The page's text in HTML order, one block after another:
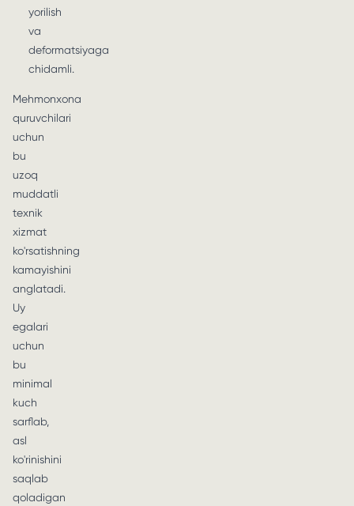
yorilish
va
deformatsiyaga
chidamli.
Mehmonxona
quruvchilari
uchun
bu
uzoq
muddatli
texnik
xizmat
ko'rsatishning
kamayishini
anglatadi.
Uy
egalari
uchun
bu
minimal
kuch
sarflab,
asl
ko'rinishini
saqlab
qoladigan